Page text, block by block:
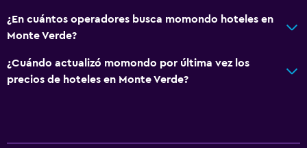
¿En cuántos operadores busca momondo hoteles en
Monte Verde?
¿Cuándo actualizó momondo por última vez los
precios de hoteles en Monte Verde?